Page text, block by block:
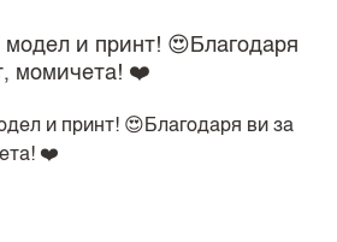
и принт! 😍Благодаря
момичета! ❤️
и принт! 😍Благодаря ви за
❤️